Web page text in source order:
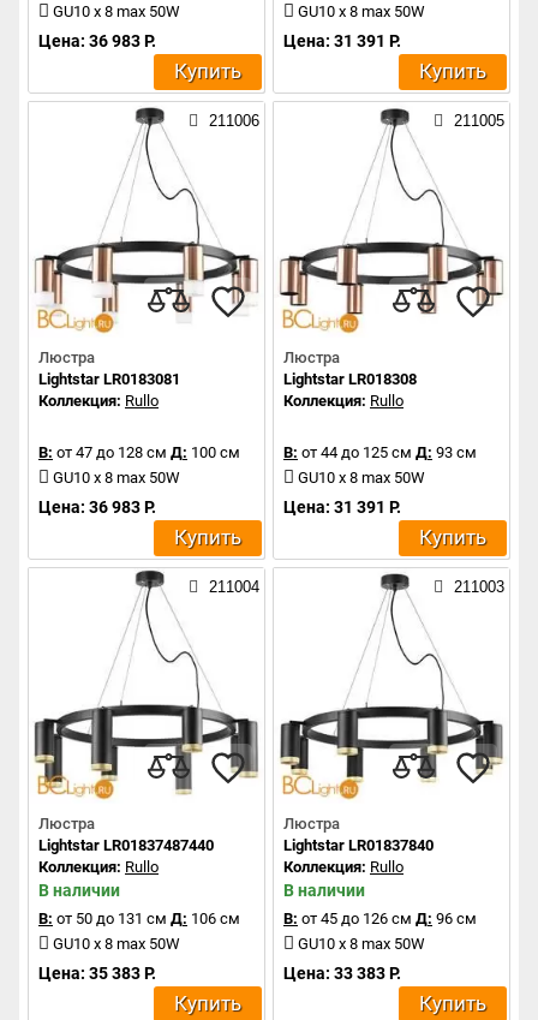
GU10 x 8 max 50W
Цена: 36 983 Р.
Купить
GU10 x 8 max 50W
Цена: 31 391 Р.
Купить
211006
Люстра
Lightstar LR0183081
Коллекция: Rullo
В: от 47 до 128 см Д: 100 см
GU10 x 8 max 50W
Цена: 36 983 Р.
Купить
211005
Люстра
Lightstar LR018308
Коллекция: Rullo
В: от 44 до 125 см Д: 93 см
GU10 x 8 max 50W
Цена: 31 391 Р.
Купить
211004
Люстра
Lightstar LR01837487440
Коллекция: Rullo
В наличии
В: от 50 до 131 см Д: 106 см
GU10 x 8 max 50W
Цена: 35 383 Р.
Купить
211003
Люстра
Lightstar LR01837840
Коллекция: Rullo
В наличии
В: от 45 до 126 см Д: 96 см
GU10 x 8 max 50W
Цена: 33 383 Р.
Купить